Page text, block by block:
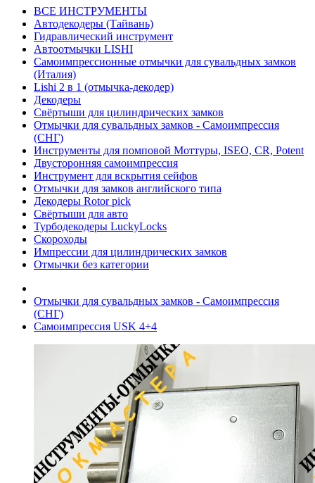
ВСЕ ИНСТРУМЕНТЫ
Автодекодеры (Тайвань)
Гидравлический инструмент
Автоотмычки LISHI
Самоимпрессионные отмычки для сувальдных замков
(Италия)
Lishi 2 в 1 (отмычка-декодер)
Декодеры
Свёртыши для цилиндрических замков
Отмычки для сувальдных замков - Самоимпрессия
(СНГ)
Инструменты для помповой Моттуры, ISEO, CR, Potent
Двусторонняя самоимпрессия
Инструмент для вскрытия сейфов
Отмычки для замков английского типа
Декодеры Rotor pick
Свёртыши для авто
Турбодекодеры LuckyLocks
Скороходы
Импрессии для цилиндрических замков
Отмычки без категории
Отмычки для сувальдных замков - Самоимпрессия
(СНГ)
Самоимпрессия USK 4+4